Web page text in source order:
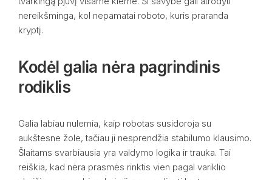
nereikšminga, kol nepamatai roboto, kuris praranda
kryptį.
Kodėl galia nėra pagrindinis
rodiklis
Galia labiau nulemia, kaip robotas susidoroja su
aukštesne žole, tačiau ji nesprendžia stabilumo klausimo.
Šlaitams svarbiausia yra valdymo logika ir trauka. Tai
reiškia, kad nėra prasmės rinktis vien pagal variklio